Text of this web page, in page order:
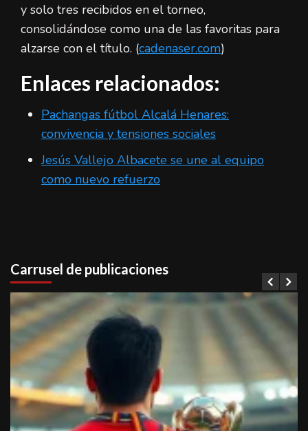
y solo tres recibidos en el torneo,
consolidándose como una de las favoritas para
alzarse con el título. (cadenaser.com)
Enlaces relacionados:
Pachangas fútbol Alcalá Henares:
convivencia y tensiones sociales
Jesús Vallejo Albacete se une al equipo
como nuevo refuerzo
Carrusel de publicaciones